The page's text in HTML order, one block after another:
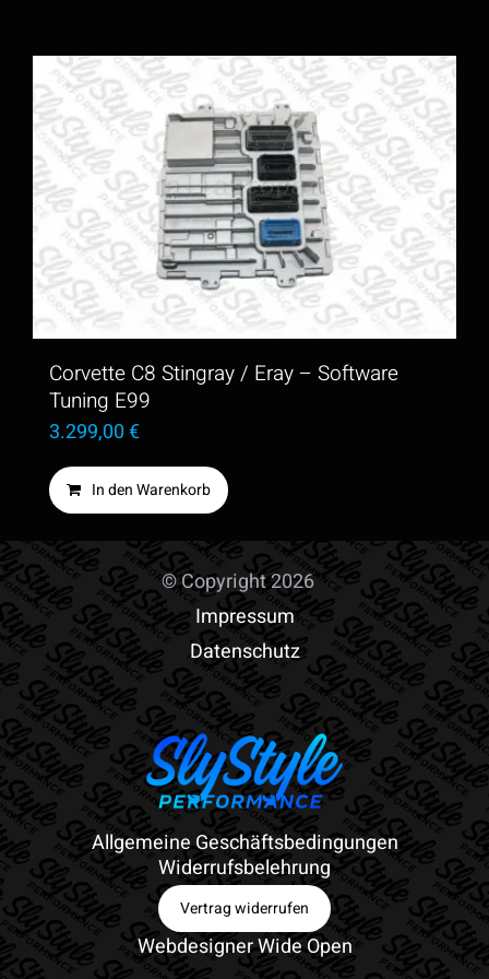
Corvette C8 Stingray / Eray – Software
Tuning E99
3.299,00€
In den Warenkorb
© Copyright 2026
Impressum
Datenschutz
Allgemeine Geschäftsbedingungen
Widerrufsbelehrung
Vertrag widerrufen
Webdesigner Wide Open